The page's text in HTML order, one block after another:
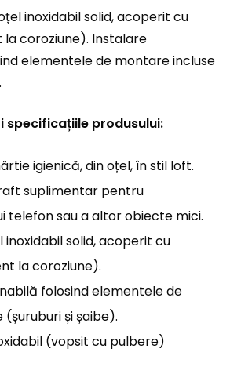
inoxidabil solid, acoperit cu
coroziune). Instalare
elementele de montare incluse
specificațiile produsului:
igienică, din oțel, în stil loft.
suplimentar pentru
telefon sau a altor obiecte mici.
inoxidabil solid, acoperit cu
la coroziune).
folosind elementele de
și șaibe).
(vopsit cu pulbere)